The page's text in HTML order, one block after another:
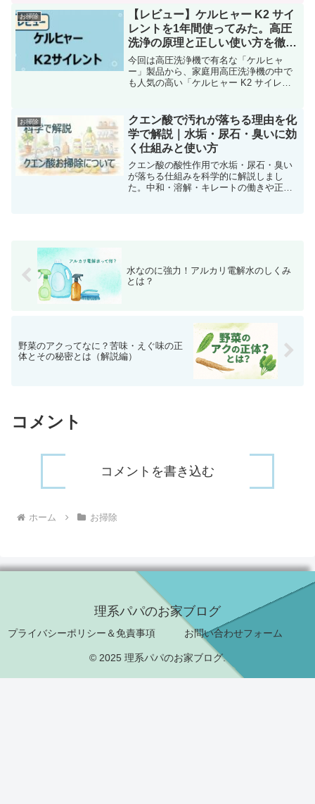
ら、科学的にわかりやすく解説します。
お掃除
【レビュー】ケルヒャー K2 サイ
レントを1年間使ってみた。高圧
洗浄の原理と正しい使い方を徹底
解説！
今回は高圧洗浄機で有名な「ケルヒャ
ー」製品から、家庭用高圧洗浄機の中で
も人気の高い「ケルヒャー K2 サイレン
使用感や特徴だけでなく、高圧洗浄で汚
れが落ちる科学的な原理、正しい使い
方、他モデルとの比較までまとめて解説
していきます。
お掃除
クエン酸で汚れが落ちる理由を化
学で解説｜水垢・尿石・臭いに効
く仕組みと使い方
クエン酸の酸性作用で水垢・尿石・臭い
が落ちる仕組みを科学的に解説しまし
た。中和・溶解・キレートの働きや正し
水なのに強力！アルカリ電解水のしくみ
とは？
野菜のアクってなに？苦味・えぐ味の正
体とその秘密とは（解説編）
コメント
コメントを書き込む
ホーム お掃除
理系パパのお家ブログ
プライバシーポリシー＆免責事項 お問い合わせフォーム
© 2025 理系パパのお家ブログ.